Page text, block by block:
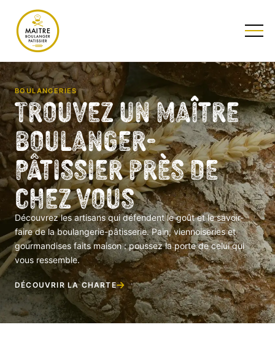
BOULANGERIES
Trouvez un Maître
Boulanger-
Pâtissier près de
chez vous
Découvrez les artisans qui défendent le goût et le savoir-
faire de la boulangerie-pâtisserie. Pain, viennoiseries et
gourmandises faits maison : poussez la porte de celui qui
vous ressemble.
DÉCOUVRIR LA CHARTE